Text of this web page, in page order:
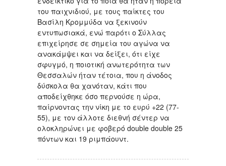
του παιχνιδιού, με τους παίκτες του
Βασίλη Κρομμύδα να ξεκινούν
εντυπωσιακά, ενώ παρότι ο Σύλλας
επιχείρησε σε σημεία του αγώνα να
ανακάμψει και να δείξει, ότι είχε
σφυγμό, η ποιοτική ανωτερότητα των
Θεσσαλών ήταν τέτοια, που η άνοδος
δύσκολα θα χανόταν, κάτι που
αποδείχθηκε όσο περνούσε η ώρα,
παίρνοντας την νίκη με το ευρύ +22 (77-
55), με τον άλλοτε διεθνή σέντερ να
ολοκληρώνει με φοβερό double double 25
πόντων και 19 ριμπάουντ.